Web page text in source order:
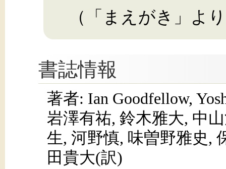
（「まえがき」よ
書誌情報
著者: Ian Goodfellow,
岩澤有祐, 鈴木雅大, 中
生, 河野慎, 味曽野雅史,
田貴大(訳)